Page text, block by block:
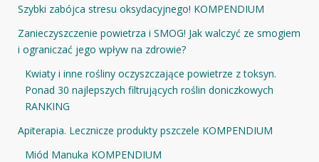
Szybki zabójca stresu oksydacyjnego! KOMPENDIUM
Zanieczyszczenie powietrza i SMOG! Jak walczyć ze smogiem
i ograniczać jego wpływ na zdrowie?
Kwiaty i inne rośliny oczyszczające powietrze z toksyn.
Ponad 30 najlepszych filtrujących roślin doniczkowych
RANKING
Apiterapia. Lecznicze produkty pszczele KOMPENDIUM
Miód Manuka KOMPENDIUM